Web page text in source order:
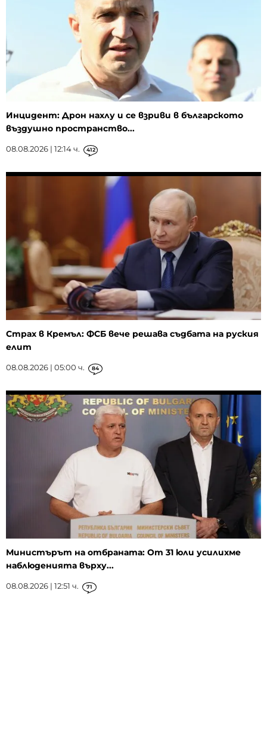
Инцидент: Дрон нахлу и се взриви в българското
въздушно пространство...
08.08.2026 | 12:14 ч. 412
Страх в Кремъл: ФСБ вече решава съдбата на руския
елит
08.08.2026 | 05:00 ч. 84
Министърът на отбраната: От 31 юли усилихме
наблюденията върху...
08.08.2026 | 12:51 ч. 71